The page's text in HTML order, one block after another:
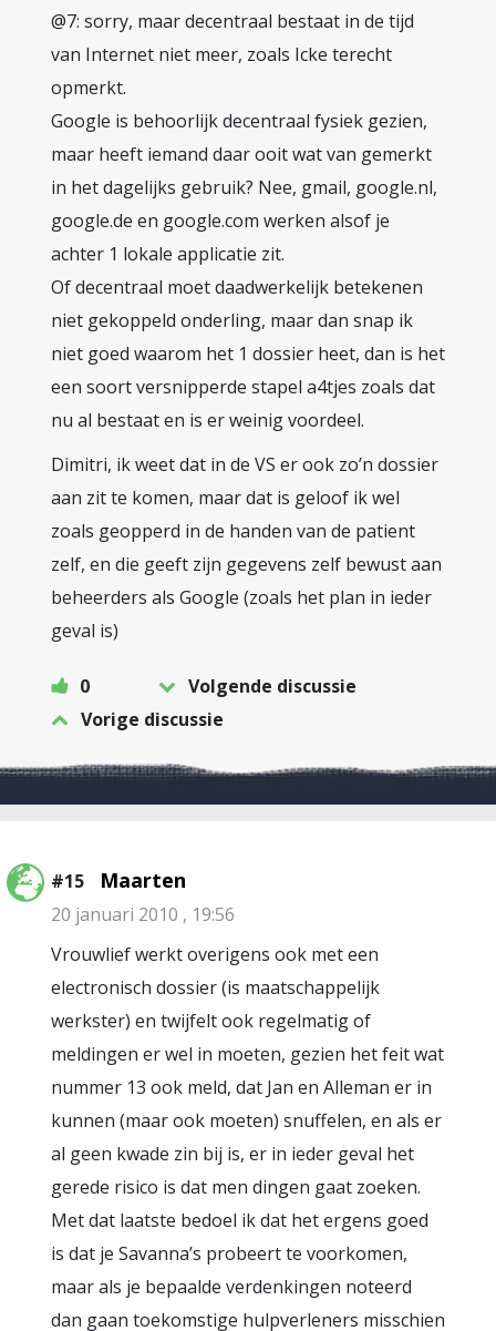
@7: sorry, maar decentraal bestaat in de tijd
van Internet niet meer, zoals Icke terecht
opmerkt.
Google is behoorlijk decentraal fysiek gezien,
maar heeft iemand daar ooit wat van gemerkt
in het dagelijks gebruik? Nee, gmail, google.nl,
google.de en google.com werken alsof je
achter 1 lokale applicatie zit.
Of decentraal moet daadwerkelijk betekenen
niet gekoppeld onderling, maar dan snap ik
niet goed waarom het 1 dossier heet, dan is het
een soort versnipperde stapel a4tjes zoals dat
nu al bestaat en is er weinig voordeel.
Dimitri, ik weet dat in de VS er ook zo’n dossier
aan zit te komen, maar dat is geloof ik wel
zoals geopperd in de handen van de patient
zelf, en die geeft zijn gegevens zelf bewust aan
beheerders als Google (zoals het plan in ieder
geval is)
0
Volgende discussie
Vorige discussie
#15 Maarten
20 januari 2010 , 19:56
Vrouwlief werkt overigens ook met een
electronisch dossier (is maatschappelijk
werkster) en twijfelt ook regelmatig of
meldingen er wel in moeten, gezien het feit wat
nummer 13 ook meld, dat Jan en Alleman er in
kunnen (maar ook moeten) snuffelen, en als er
al geen kwade zin bij is, er in ieder geval het
gerede risico is dat men dingen gaat zoeken.
Met dat laatste bedoel ik dat het ergens goed
is dat je Savanna’s probeert te voorkomen,
maar als je bepaalde verdenkingen noteerd
dan gaan toekomstige hulpverleners misschien